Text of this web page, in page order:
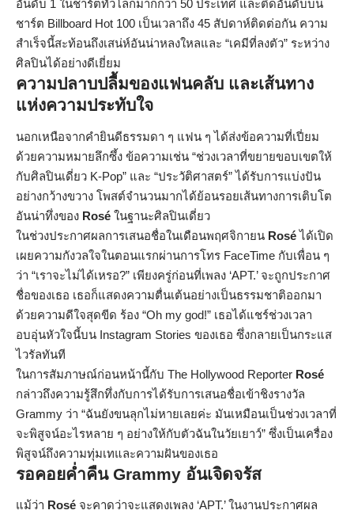
อันดับ 1 ในชาร์ตทั่วโลกมากกว่า 50 ประเทศ และติดอันดับบน
ชาร์ต Billboard Hot 100 เป็นเวลาถึง 45 สัปดาห์ติดต่อกัน ความ
สำเร็จนี้สะท้อนถึงเสน่ห์อันน่าหลงใหลและ “เคมีที่ลงตัว” ระหว่าง
ศิลปินได้อย่างดีเยี่ยม
ความปลาบปลื้มของแฟนคลับ และเส้นทาง
แห่งความประทับใจ
นอกเหนือจากคำยินดีธรรมดา ๆ แฟน ๆ ได้ส่งข้อความที่เปี่ยม
ด้วยความหมายลึกซึ้ง ข้อความเช่น “ช่วงเวลาที่ขยายขอบเขตให้
กับศิลปินเดี่ยว K-Pop” และ “ประวัติศาสตร์” ได้รับการแบ่งปัน
อย่างกว้างขวาง โพสต์จำนวนมากได้ย้อนรอยเส้นทางการเติบโต
อันน่าทึ่งของ Rosé ในฐานะศิลปินเดี่ยว
ในช่วงประกาศผลการเสนอชื่อในเดือนพฤศจิกายน Roséได้เปิด
เผยความกังวลใจในตอนแรกผ่านการโทร FaceTime กับเพื่อน ๆ
ว่า “เราจะไม่ได้เหรอ?” เพียงครู่ก่อนที่เพลง ‘APT.’ จะถูกประกาศ
ชื่อของเธอ เธอก็แสดงความตื่นเต้นอย่างเป็นธรรมชาติออกมา
ด้วยความดีใจสุดขีด ร้อง “Oh my god!” เธอได้แชร์ช่วงเวลา
อบอุ่นหัวใจนี้บน Instagram Stories ของเธอ ซึ่งกลายเป็นกระแส
ไวรัลทันที
ในการสัมภาษณ์ก่อนหน้านี้กับ The Hollywood Reporter Rosé
กล่าวถึงความรู้สึกทึ่งกับการได้รับการเสนอชื่อเข้าชิงรางวัล
Grammy ว่า “ฉันยังขนลุกไม่หายเลยค่ะ มันเหมือนเป็นช่วงเวลาที่
จะพิสูจน์อะไรหลาย ๆ อย่างให้กับตัวฉันในวัยเยาว์” ซึ่งเป็นเครื่อง
พิสูจน์ถึงความทุ่มเทและความฝันของเธอ
รอคอยค่ำคืน Grammy อันเจิดจรัส
แม้ว่า Rosé จะคาดว่าจะแสดงเพลง ‘APT.’ ในงานประกาศผล